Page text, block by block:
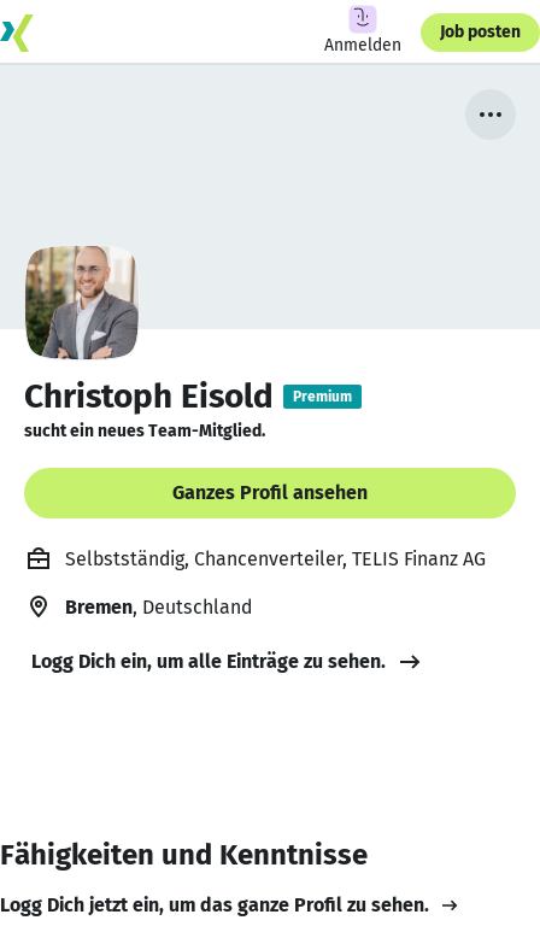
Anmelden
Job posten
Christoph Eisold Premium
sucht ein neues Team-Mitglied.
Ganzes Profil ansehen
Selbstständig, Chancenverteiler, TELIS Finanz AG
Bremen, Deutschland
Logg Dich ein, um alle Einträge zu sehen.
Fähigkeiten und Kenntnisse
Logg Dich jetzt ein, um das ganze Profil zu sehen.